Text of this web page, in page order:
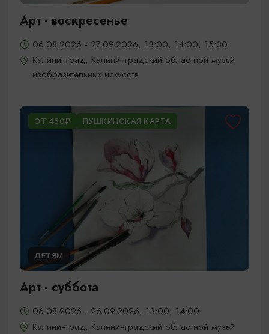
Арт - воскресенье
06.08.2026 - 27.09.2026, 13:00, 14:00, 15:30
Калининград, Калининградский областной музей
изобразительных искусств
ОТ 450₽ ПУШКИНСКАЯ КАРТА
ДЕТЯМ
Арт - суббота
06.08.2026 - 26.09.2026, 13:00, 14:00
Калининград, Калининградский областной музей